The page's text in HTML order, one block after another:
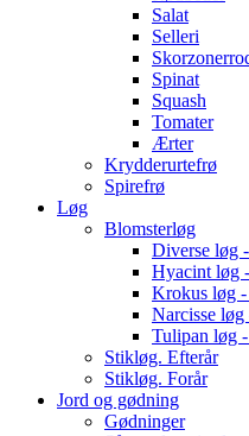
Salat
Selleri
Spinat
Squash
Tomater
Ærter
Krydderurtefrø
Spirefrø
Løg
Blomsterløg
Diverse løg
Hyacint løg
Krokus løg
Narcisse
Tulipan løg
Stikløg. Efterår
Stikløg. Forår
Jord og gødning
Gødninger